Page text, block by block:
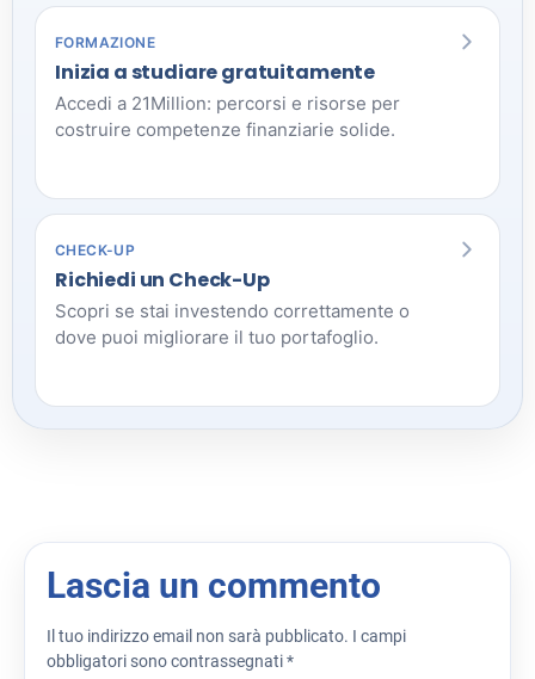
FORMAZIONE
Inizia a studiare gratuitamente
Accedi a 21Million: percorsi e risorse per
costruire competenze finanziarie solide.
CHECK-UP
Richiedi un Check-Up
Scopri se stai investendo correttamente o
dove puoi migliorare il tuo portafoglio.
Lascia un commento
Il tuo indirizzo email non sarà pubblicato. I campi
obbligatori sono contrassegnati*